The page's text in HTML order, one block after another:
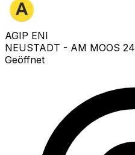
AGIP ENI
NEUSTADT - AM MOOS 24
Geöffnet